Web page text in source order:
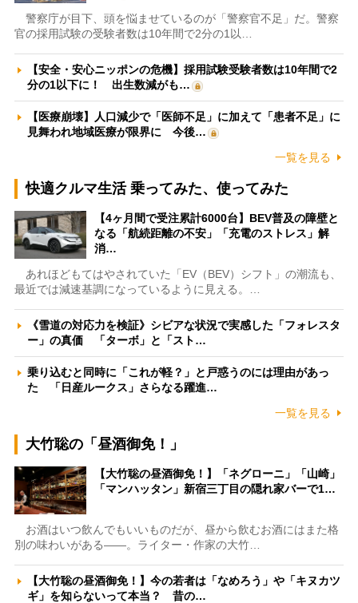
警察庁が目下、頭を悩ませているのが「警察官不足」だ。警察
官の採用試験の受験者数は10年間で2分の1以…
【安全・安心ニッポンの危機】採用試験受験者数は10年間で2
分の1以下に！ 出生数減がも…
【医療崩壊】人口減少で「医師不足」に加えて「患者不足」に
見舞われ地域医療が限界に 今後…
一覧を見る
快適クルマ生活 乗ってみた、使ってみた
【4ヶ月間で受注累計6000台】BEV普及の障壁と
なる「航続距離の不安」「充電のストレス」解
消…
あれほどもてはやされていた「EV（BEV）シフト」の潮流も、
最近では減速基調になっているように見える。…
《雪道の対応力を検証》シビアな状況で実感した「フォレスタ
ー」の真価 「ターボ」と「スト…
乗り込むと同時に「これが軽？」と戸惑うのには理由があっ
た 「日産ルークス」さらなる躍進…
一覧を見る
大竹聡の「昼酒御免！」
【大竹聡の昼酒御免！】「ネグローニ」「山崎」
「マンハッタン」新宿三丁目の隠れ家バーで1…
お酒はいつ飲んでもいいものだが、昼から飲むお酒にはまた格
別の味わいがある――。ライター・作家の大竹…
【大竹聡の昼酒御免！】今の若者は「なめろう」や「キヌカツ
ギ」を知らないって本当？ 昔の…